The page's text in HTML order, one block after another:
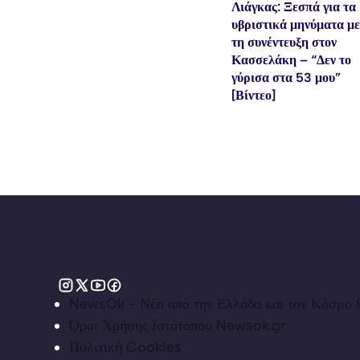
Λιάγκας: Ξεσπά για τα
υβριστικά μηνύματα
τη συνέντευξη στον
Κασσελάκη – “Δεν το
γύρισα στα 53 μου”
[Βίντεο]
NewsOk - Νέα από την Ελλάδα και τον Κόσμο
Όροι Χρήσης Ιστότοπου Newsok.gr
Πολιτική Cookies